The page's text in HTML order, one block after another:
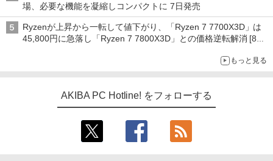
場、必要な機能を凝縮しコンパクトに 7日発売
Ryzenが上昇から一転して値下がり、「Ryzen 7 7700X3D」は
45,800円に急落し「Ryzen 7 7800X3D」との価格逆転解消 [8月
もっと見る
AKIBA PC Hotline! をフォローする